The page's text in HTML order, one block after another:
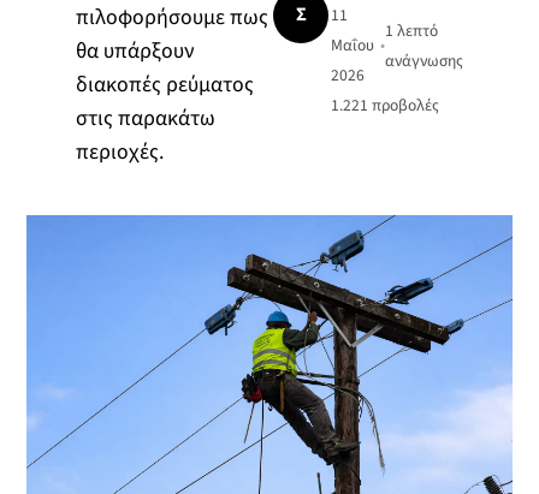
πιλοφορήσουμε πως
θα υπάρξουν
διακοπές ρεύματος
στις παρακάτω
περιοχές.
Σ
11
Μαΐου
2026
•
1 λεπτό
ανάγνωσης
1.221 προβολές